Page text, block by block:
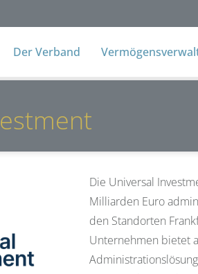
Der Verband
Die Universal
Milliarden Euro
den Standorten
Unternehmen bietet